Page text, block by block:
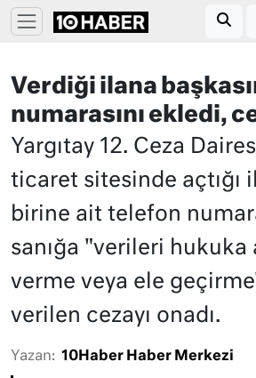
Verdiği ilana
numarasını ekledi,
Yargıtay 12. Ceza
ticaret sitesinde açtığı
birine ait telefon
sanığa "verileri hukuka
verme veya ele
verilen cezayı onadı.
Yazan: 10Haber Haber Merkezi